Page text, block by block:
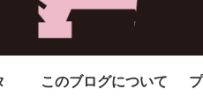
このブログについて